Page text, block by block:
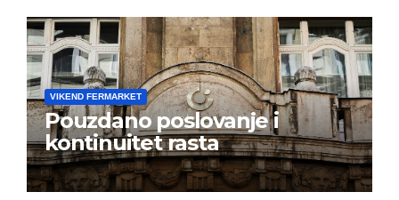
VIKEND FERMARKET
Pouzdano poslovanje i
kontinuitet rasta